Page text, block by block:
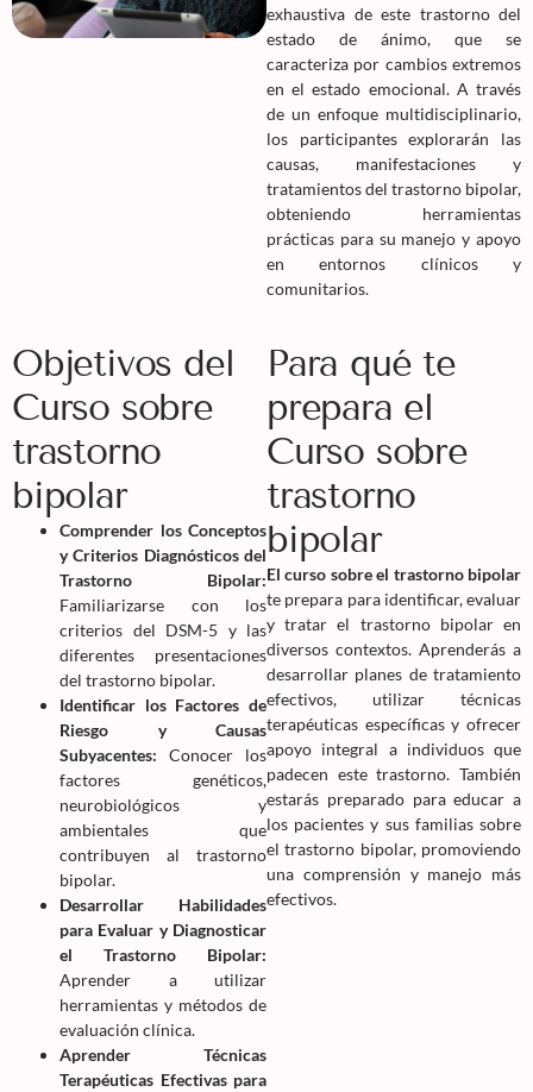
exhaustiva de este trastorno del
estado de ánimo, que se
caracteriza por cambios extremos
en el estado emocional. A través
de un enfoque multidisciplinario,
los participantes explorarán las
causas, manifestaciones y
tratamientos del trastorno bipolar,
obteniendo herramientas
prácticas para su manejo y apoyo
en entornos clínicos y
comunitarios.
Objetivos del
Curso sobre
trastorno
bipolar
Comprender los Conceptos
y Criterios Diagnósticos del
Trastorno Bipolar:
Familiarizarse con los
criterios del DSM-5 y las
diferentes presentaciones
del trastorno bipolar.
Identificar los Factores de
Riesgo y Causas
Subyacentes: Conocer los
factores genéticos,
neurobiológicos y
ambientales que
contribuyen al trastorno
bipolar.
Desarrollar Habilidades
para Evaluar y Diagnosticar
el Trastorno Bipolar:
Aprender a utilizar
herramientas y métodos de
evaluación clínica.
Aprender Técnicas
Terapéuticas Efectivas para
Para qué te
prepara el
Curso sobre
trastorno
bipolar
El curso sobre el trastorno bipolar
te prepara para identificar, evaluar
y tratar el trastorno bipolar en
diversos contextos. Aprenderás a
desarrollar planes de tratamiento
efectivos, utilizar técnicas
terapéuticas específicas y ofrecer
apoyo integral a individuos que
padecen este trastorno. También
estarás preparado para educar a
los pacientes y sus familias sobre
el trastorno bipolar, promoviendo
una comprensión y manejo más
efectivos.